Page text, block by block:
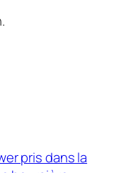
pris dans la